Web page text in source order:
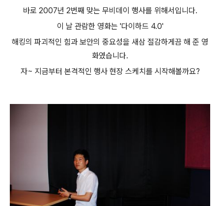
바로 2007년 2번째 맞는 무비데이 행사를 위해서입니다.
이 날 관람한 영화는 '다이하드 4.0'
해킹의 파괴적인 힘과 보안의 중요성을 새삼 절감하게끔 해 준 영
화였습니다.
자~ 지금부터 본격적인 행사 현장 스케치를 시작해볼까요?